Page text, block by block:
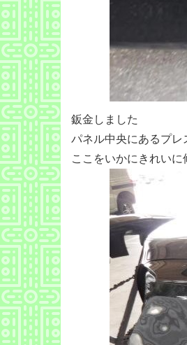
鈑金しました
パネル中央にあるプレ
ここをいかにきれいに